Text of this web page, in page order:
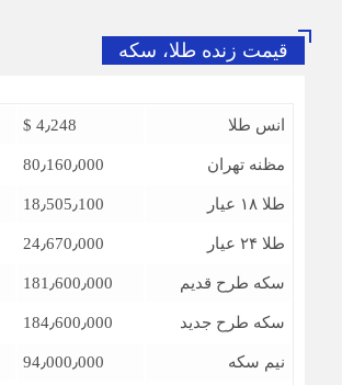
قیمت زنده طلا، سکه
انس طلا $ 4٫248
مظنه تهران 80٫160٫000
طلا ۱۸ عیار 18٫505٫100
طلا ۲۴ عیار 24٫670٫000
سکه طرح قدیم 181٫600٫000
سکه طرح جدید 184٫600٫000
نیم سکه 94٫000٫000